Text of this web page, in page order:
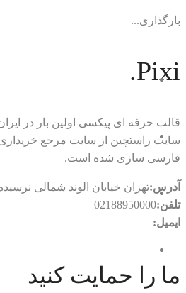
بارگذاری...
Pixi.
قالب حرفه ای پیکسی اولین بار در
سایت راستچین از سایت مرجع
فارسی سازی شده است.
آدرس:تهران خیابان الوند شمالی
تلفن:02188950000
ایمیل:
ما را حمایت کنید